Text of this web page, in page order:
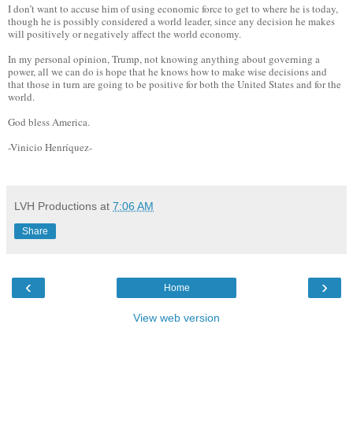
I don’t want to accuse him of using economic force to get to where he is today,
though he is possibly considered a world leader, since any decision he makes
will positively or negatively affect the world economy.
In my personal opinion, Trump, not knowing anything about governing a
power, all we can do is hope that he knows how to make wise decisions and
that those in turn are going to be positive for both the United States and for the
world.
God bless America.
-Vinicio Henríquez-
LVH Productions at 7:06 AM
Share
‹ ›
Home
View web version